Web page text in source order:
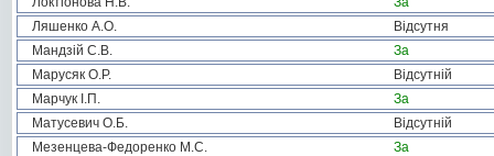
Ляшенко А.О.
Відсутня
Мандзій С.В.
За
Марусяк О.Р.
Відсутній
Марчук І.П.
За
Матусевич О.Б.
Відсутній
Мезенцева-Федоренко М.С.
За